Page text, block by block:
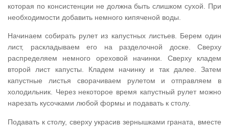
которая по консистенции не должна быть слишком сухой. При
необходимости добавить немного кипяченой воды.
Начинаем собирать рулет из капустных листьев. Берем один
лист, раскладываем его на разделочной доске. Сверху
распределяем немного ореховой начинки. Сверху кладем
второй лист капусты. Кладем начинку и так далее. Затем
капустные листья сворачиваем рулетом и отправляем в
холодильник. Через некоторое время капустный рулет можно
нарезать кусочками любой формы и подавать к столу.
Подавать к столу, сверху украсив зернышками граната, вместе